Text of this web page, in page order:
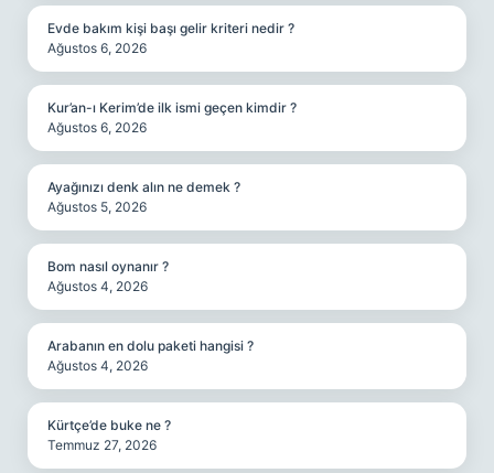
Evde bakım kişi başı gelir kriteri nedir ?
Ağustos 6, 2026
Kur’an-ı Kerim’de ilk ismi geçen kimdir ?
Ağustos 6, 2026
Ayağınızı denk alın ne demek ?
Ağustos 5, 2026
Bom nasıl oynanır ?
Ağustos 4, 2026
Arabanın en dolu paketi hangisi ?
Ağustos 4, 2026
Kürtçe’de buke ne ?
Temmuz 27, 2026